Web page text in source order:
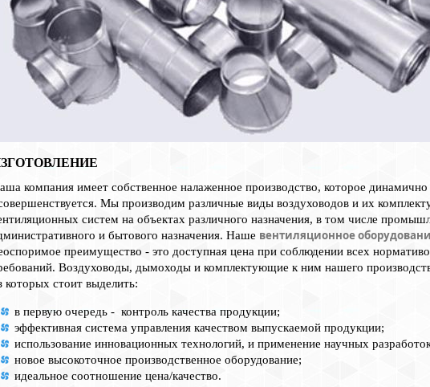
компания имеет собственное налаженное производство, которое динамично
Мы производим различные виды воздуховодов и их
систем на объектах различного назначения, в том числе
и бытового назначения. Наше вентиляционное
преимущество - это доступная цена при соблюдении всех
Воздуховоды, дымоходы и комплектующие к ним нашего
которых стоит выделить:
в первую очередь - контроль качества продукции;
эффективная система управления качеством выпускаемой продукции;
использование инновационных технологий, и применение научных
новое высокоточное производственное оборудование;
идеальное соотношение цена/качество.